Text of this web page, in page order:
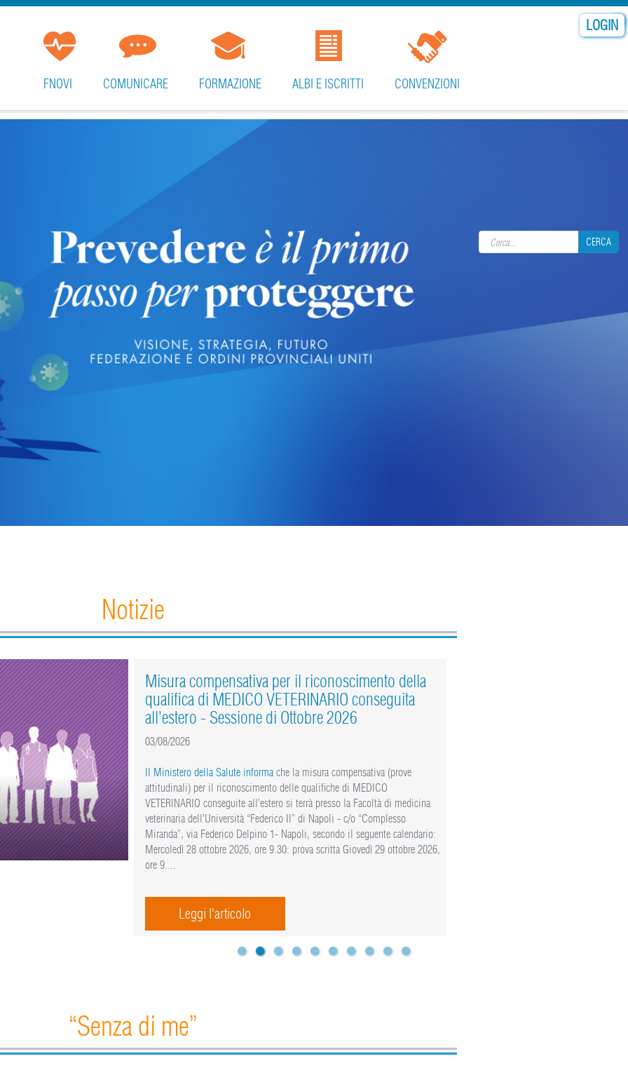
LOGIN
CERCA
CERCA
FNOVI COMUNICARE FORMAZIONE ALBI E ISCRITTI CONVENZIONI
Notizie
Misura compensativa per il riconoscimento della
qualifica di MEDICO VETERINARIO conseguita
all'estero - Sessione di Ottobre 2026
03/08/2026
Il Ministero della Salute informache la misura compensativa (prove
attitudinali) per il riconoscimento delle qualifiche di MEDICO
VETERINARIO conseguite all’estero si terrà presso la Facoltà di medicina
veterinaria dell’Università “Federico II” di Napoli - c/o “Complesso
Miranda”, via Federico Delpino 1- Napoli, secondo il seguente calendario:
Mercoledì 28 ottobre 2026, ore 9.30: prova scritta Giovedì 29 ottobre 2026,
ore 9....
Leggi l'articolo
“Senza di me”